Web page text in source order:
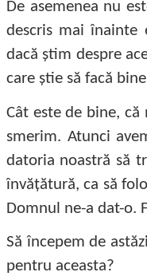
De asemenea nu
descris mai înainte
dacă ştim despre
care ştie să facă
Cât este de bine,
smerim. Atunci
datoria noastră să
învăţătură, ca să
Domnul ne-a dat-o.
Să începem de
pentru aceasta?